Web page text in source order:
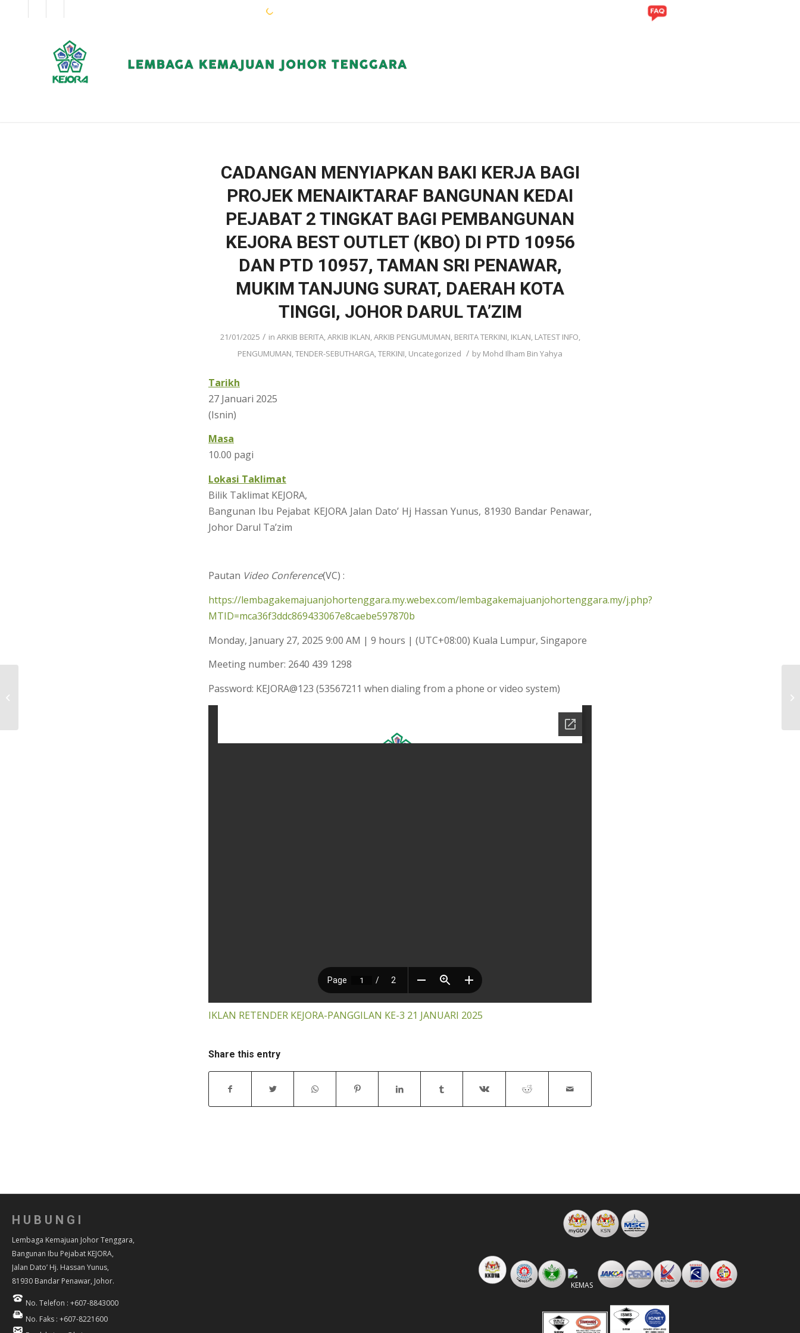
CADANGAN MENYIAPKAN BAKI KERJA BAGI
PROJEK MENAIKTARAF BANGUNAN KEDAI
PEJABAT 2 TINGKAT BAGI PEMBANGUNAN
KEJORA BEST OUTLET (KBO) DI PTD 10956
DAN PTD 10957, TAMAN SRI PENAWAR,
MUKIM TANJUNG SURAT, DAERAH KOTA
TINGGI, JOHOR DARUL TA’ZIM
21/01/2025 / in ARKIB BERITA,ARKIB IKLAN,ARKIB PENGUMUMAN, BERITA TERKINI, IKLAN, LATEST INFO,
PENGUMUMAN,TENDER-SEBUTHARGA,TERKINI, Uncategorized / by Mohd Ilham Bin Yahya
Tarikh
27 Januari 2025
(Isnin)
Masa
10.00 pagi
Lokasi Taklimat
Bilik Taklimat KEJORA,
Bangunan Ibu Pejabat KEJORA Jalan Dato’ Hj Hassan Yunus, 81930 Bandar Penawar,
Johor Darul Ta’zim
Pautan Video Conference(VC) :
https://lembagakemajuanjohortenggara.my.webex.com/lembagakemajuanjohortenggara.my/j.php?
MTID=mca36f3ddc869433067e8caebe597870b
Monday, January 27, 2025 9:00 AM | 9 hours | (UTC+08:00) Kuala Lumpur, Singapore
Meeting number: 2640 439 1298
Password: KEJORA@123 (53567211 when dialing from a phone or video system)
IKLAN RETENDER KEJORA-PANGGILAN KE-3 21 JANUARI 2025
Share this entry
HUBUNGI
Lembaga Kemajuan Johor Tenggara,
Bangunan Ibu Pejabat KEJORA,
Jalan Dato’ Hj. Hassan Yunus,
81930 Bandar Penawar, Johor.
No. Telefon : +607-8843000
No. Faks : +607-8221600